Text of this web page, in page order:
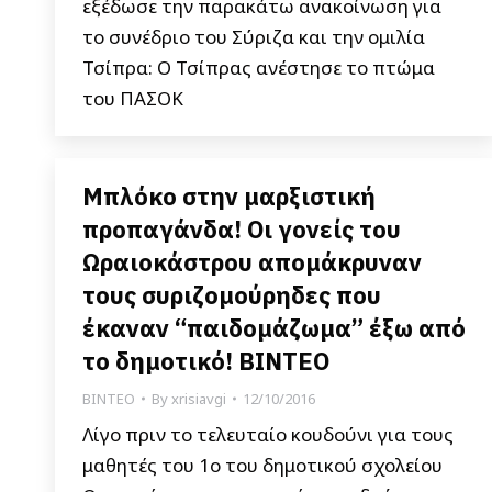
εξέδωσε την παρακάτω ανακοίνωση για
το συνέδριο του Σύριζα και την ομιλία
Τσίπρα: Ο Τσίπρας ανέστησε το πτώμα
του ΠΑΣΟΚ
Μπλόκο στην μαρξιστική
προπαγάνδα! Οι γονείς του
Ωραιοκάστρου απομάκρυναν
τους συριζομούρηδες που
έκαναν “παιδομάζωμα” έξω από
το δημοτικό! ΒΙΝΤΕΟ
ΒΙΝΤΕΟ Byxrisiavgi 12/10/2016
Λίγο πριν το τελευταίο κουδούνι για τους
μαθητές του 1ο του δημοτικού σχολείου